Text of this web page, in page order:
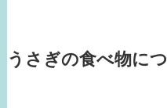
うさぎの食べ物に